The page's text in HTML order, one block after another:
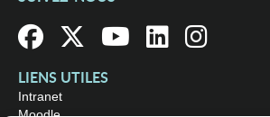
LIENS UTILES
Intranet